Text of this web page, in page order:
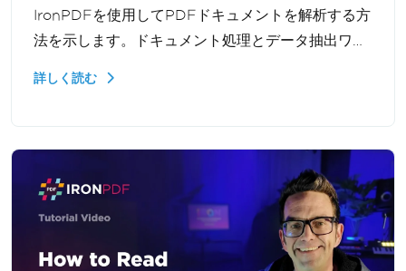
IronPDFを使用してPDFドキュメントを解析する方
法を示します。ドキュメント処理とデータ抽出ワー
詳しく読む